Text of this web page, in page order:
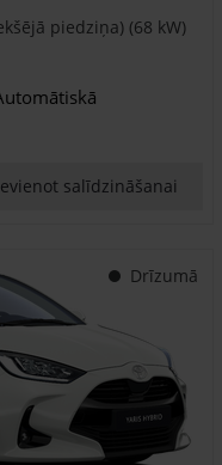
piedziņa) (68 kW)
salīdzināšanai
Drīzumā